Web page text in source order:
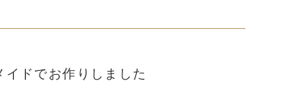
ドでお作りしました